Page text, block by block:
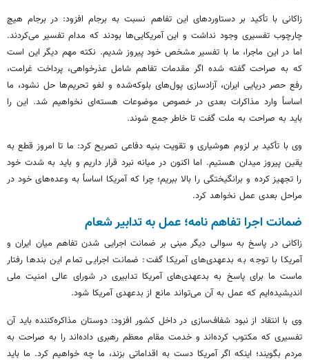
زاکانی با تأکید بر دستاوردهای این تفاهم نسبت به برجام افزود: در برجام هیچ
چارچوب تفسیری وجود نداشت و این آمریکایی‌ها بودند که مدام تفسیر می‌کردند.
اما در این ماجرا، ما با تفسیر مشخص خود پیروز شدیم. نکته مهم دیگر این است
که به صراحت گفته شده اگر مقدمات تفاهم شامل عذرخواهی، پرداخت غرامت،
رفع حصر دریایی ایران، آزادسازی پول‌های بلوکه‌شده و لغو تحریم‌ها حل نشود، ما
اساساً وارد مذاکرات بعدی در خصوص موضوعات هسته‌ای نخواهیم شد. این را
باید به صراحت به ملت گفت تا خاطر جمع شوند.
وی با تأکید بر لزوم هوشیاری و تقویت بنیه دفاعی تصریح کرد: ما تا امروز قطع به
یقین پیروز میدان هستیم. اما اکنون در میانه نبرد قرار داریم و باید به شدت خود
را تجهیز کرده و برانگیختگی را بالا ببریم؛ چرا که آمریکا اساساً به وعده‌های خود در
مراحل بعدی عمل نخواهد کرد.
ضمانت اجرا تفاهم نامه؛ عمل به تدابیر شعام
زاکانی در پاسخ به سوالی دیگر مبنی بر ضمانت اجرایی شدن تفاهم میان ایران و
آمریکا با توجه به بدعهدی‌های آمریکا گفت: ضمانت اجرایی تمام این بندها رفتار
ماست ما برای پاسخ به بدعهدی‌های آمریکا تدابیری در شورای عالی امنیت ملی
اندیشیده‌ایم که عمل به آن می‌تواند مانع از بدعهدی آمریکا شود.
وی با انتقاد از نبود شفاف‌سازی در داخل کشور افزود: دوستان مذاکره‌کننده باید آن
تفسیری که مکتوب کرده‌اند و خدمت مقام معظم رهبری داده‌اند را به صراحت به
مردم بگویند؛ اینکه اگر آمریکا دست به اقداماتی بزند، ما چه خواهیم کرد. ما باید